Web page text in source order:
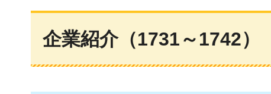
企業紹介（1731～1742）